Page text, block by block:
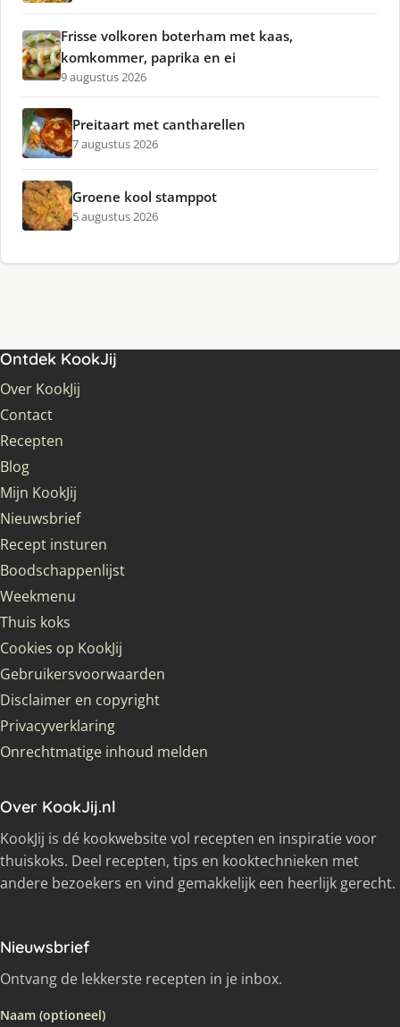
Frisse volkoren boterham met kaas,
komkommer, paprika en ei
9 augustus 2026
Preitaart met cantharellen
7 augustus 2026
Groene kool stamppot
5 augustus 2026
Ontdek KookJij
Over KookJij
Contact
Recepten
Blog
Mijn KookJij
Nieuwsbrief
Recept insturen
Boodschappenlijst
Weekmenu
Thuis koks
Cookies op KookJij
Gebruikersvoorwaarden
Disclaimer en copyright
Privacyverklaring
Onrechtmatige inhoud melden
Over KookJij.nl
KookJij is dé kookwebsite vol recepten en inspiratie voor
thuiskoks. Deel recepten, tips en kooktechnieken met
andere bezoekers en vind gemakkelijk een heerlijk gerecht.
Nieuwsbrief
Ontvang de lekkerste recepten in je inbox.
Naam (optioneel)